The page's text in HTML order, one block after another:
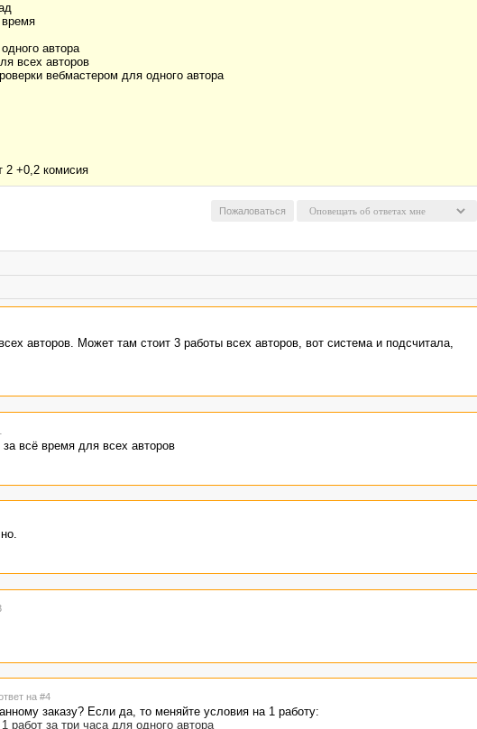
автора
всех авторов
вебмастером для одного автора
2 +0,2 комисия
Пожаловаться
авторов. Может там стоит 3 работы всех авторов, вот система и подсчитала,
всё время для всех авторов
на #4
заказу? Если да, то меняйте условия на 1 работу:
работ за три часа для одного автора